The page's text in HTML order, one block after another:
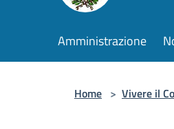
Amministrazione
Home > Vivere il